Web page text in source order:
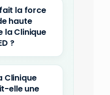
la force
haute
la Clinique
?
Clinique
elle une